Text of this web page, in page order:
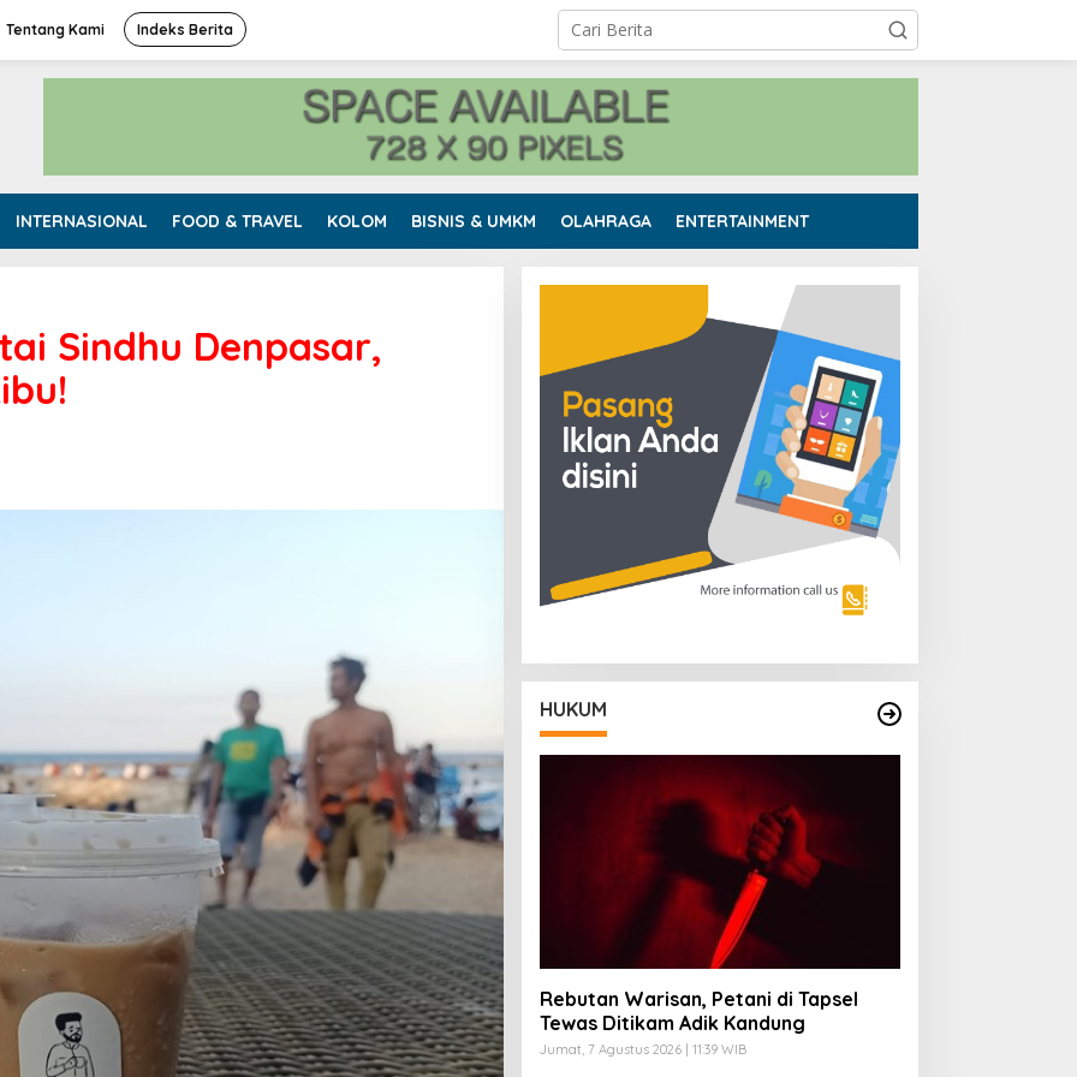
Tentang Kami Indeks Berita
INTERNASIONAL FOOD & TRAVEL KOLOM BISNIS & UMKM OLAHRAGA ENTERTAINMENT
Sindhu Denpasar,
HUKUM
Rebutan Warisan, Petani di Tapsel
Tewas Ditikam Adik Kandung
Jumat, 7 Agustus 2026 | 11:39 WIB